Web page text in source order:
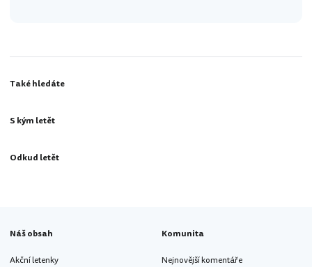
Také hledáte
S kým letět
Odkud letět
Náš obsah
Akční letenky
Komunita
Nejnovější komentáře